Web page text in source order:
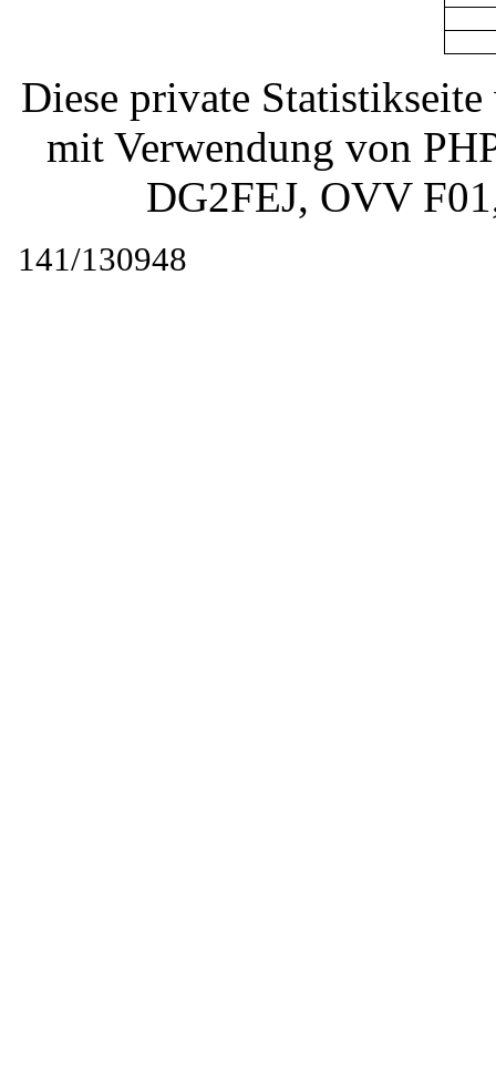
Diese private
mit Verwendung von
DG2FEJ, OVV
141/130948